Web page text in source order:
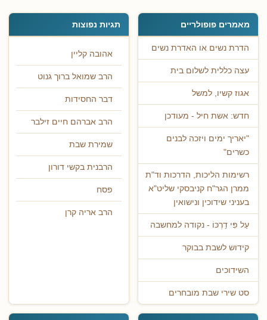
מאמרים פופולריים
הדרת נשים או האדרת נשים
עצה כללית לשלום בית
אגוז קשיו, למשל
חדש: אשת חיל - מעודכן
"יאריך ימים ויזכה לבנים
כשרים"
רשימות הליכות, הדרכות וד"ת
ממרן הגר"ח קניבסקי שליט"א
בעניני שידוכין ונישואין
עַל פִּי דַרְכּוֹ - נקודה למחשבה
קידוש לשבת בבוקר
השידוכים
סט שירי שבת מובחרים
תגיות נפוצות
אהובה קליין
הרב שמואל ברוך גנוט
דבר החסידות
הרב אברהם חיים זילבר
שמירת שבת
הרבנית בקשי דורון
פסח
הרב אריה קרן